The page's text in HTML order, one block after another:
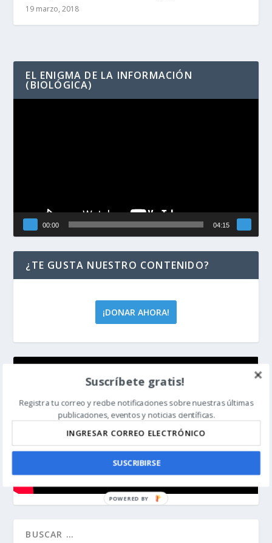
19 marzo, 2018
EL ENIGMA DE LA INFORMACIÓN
(BIOLÓGICA)
00:00 04:15
¿TE GUSTA NUESTRO CONTENIDO?
¡DONAR AHORA!
Suscríbete gratis!
Registra tu correo y recibe notificaciones sobre nuestras últimas
publicaciones, eventos y noticias científicas.
SUSCRIBIRSE